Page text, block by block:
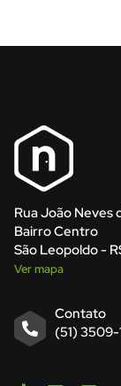
Rua João Neves
Bairro Centro
São Leopoldo -
Ver mapa
Contato
(51)